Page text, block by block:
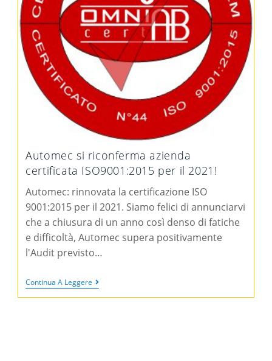
Automec si riconferma azienda
certificata ISO9001:2015 per il 2021!
Automec: rinnovata la certificazione ISO
9001:2015 per il 2021. Siamo felici di annunciarvi
che a chiusura di un anno così denso di fatiche
e difficoltà, Automec supera positivamente
l'Audit previsto…
Continua A Leggere